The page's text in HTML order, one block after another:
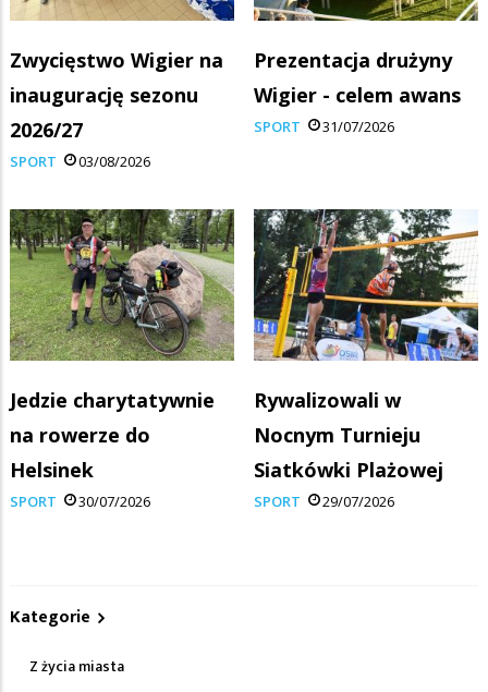
Zwycięstwo Wigier na
inaugurację sezonu
2026/27
SPORT 03/08/2026
Prezentacja drużyny
Wigier - celem awans
SPORT 31/07/2026
Jedzie charytatywnie
na rowerze do
Helsinek
SPORT 30/07/2026
Rywalizowali w
Nocnym Turnieju
Siatkówki Plażowej
SPORT 29/07/2026
Kategorie
Z życia miasta